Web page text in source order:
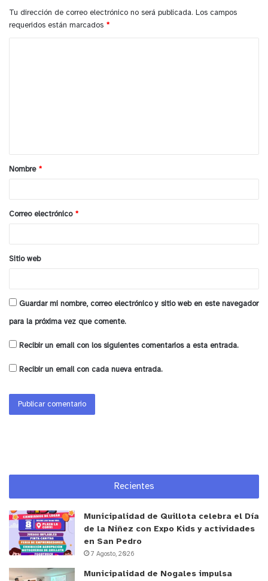
Tu dirección de correo electrónico no será publicada. Los campos
requeridos están marcados *
a
r
*
Nombre *
Correo electrónico *
Sitio web
Guardar mi nombre, correo electrónico y sitio web en este navegador
para la próxima vez que comente.
Recibir un email con los siguientes comentarios a esta entrada.
Recibir un email con cada nueva entrada.
Recientes
Municipalidad de Quillota celebra el Día
de la Niñez con Expo Kids y actividades
en San Pedro
7 Agosto, 2026
Municipalidad de Nogales impulsa